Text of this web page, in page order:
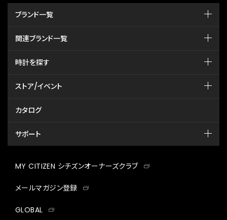
ブランド一覧
関連ブランド一覧
時計を探す
ストア/イベント
カタログ
サポート
MY CITIZEN シチズンオーナーズクラブ
メールマガジン登録
GLOBAL